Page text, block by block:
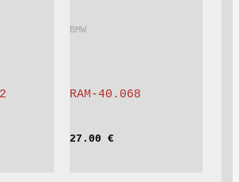
RAM-40.068
27.00 €